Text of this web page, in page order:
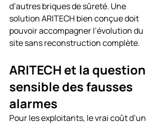
d’autres briques de sûreté. Une
solution ARITECH bien conçue doit
pouvoir accompagner l’évolution du
site sans reconstruction complète.
ARITECH et la question
sensible des fausses
alarmes
Pour les exploitants, le vrai coût d’un